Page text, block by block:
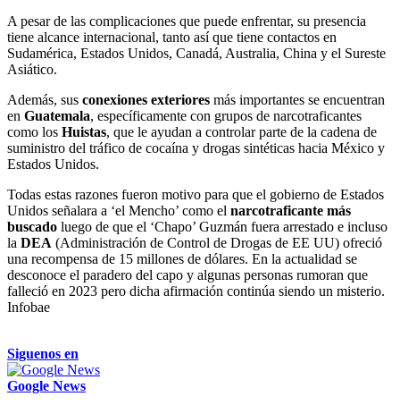
A pesar de las complicaciones que puede enfrentar, su presencia
tiene alcance internacional, tanto así que tiene contactos en
Sudamérica, Estados Unidos, Canadá, Australia, China y el Sureste
Asiático.
Además, sus conexiones exteriores más importantes se encuentran
en Guatemala, específicamente con grupos de narcotraficantes
como los Huistas, que le ayudan a controlar parte de la cadena de
suministro del tráfico de cocaína y drogas sintéticas hacia México y
Estados Unidos.
Todas estas razones fueron motivo para que el gobierno de Estados
Unidos señalara a ‘el Mencho’ como el narcotraficante más
buscado luego de que el ‘Chapo’ Guzmán fuera arrestado e incluso
la DEA (Administración de Control de Drogas de EE UU) ofreció
una recompensa de 15 millones de dólares. En la actualidad se
desconoce el paradero del capo y algunas personas rumoran que
falleció en 2023 pero dicha afirmación continúa siendo un misterio.
Infobae
Siguenos en
Google News